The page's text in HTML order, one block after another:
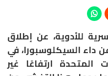
للأدوية، عن إطلاق
داء السيكلوسبورا، في
ارتفاعًا غير